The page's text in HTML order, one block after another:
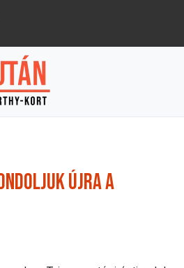
ÚJRA A